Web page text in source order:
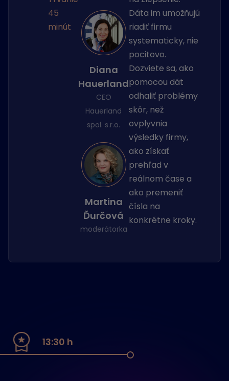
45
minút
Diana
Hauerland
CEO
Hauerland
spol. s.r.o.
Martina
Ďurčová
moderátorka
Dáta im umožňujú
riadiť firmu
systematicky, nie
pocitovo.
Dozviete sa, ako
pomocou dát
odhaliť problémy
skôr, než
ovplyvnia
výsledky firmy,
ako získať
prehľad v
reálnom čase a
ako premeniť
čísla na
konkrétne kroky.
13:30 h